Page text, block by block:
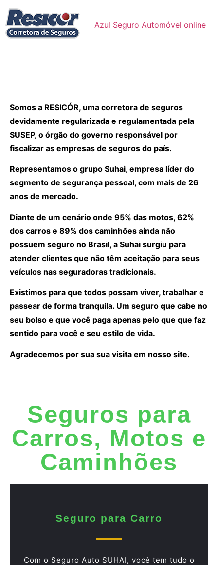
Azul Seguro Automóvel online
Somos a RESICÓR, uma corretora de seguros
devidamente regularizada e regulamentada pela
SUSEP, o órgão do governo responsável por
fiscalizar as empresas de seguros do país.
Representamos o grupo Suhai, empresa líder do
segmento de segurança pessoal, com mais de 26
anos de mercado.
Diante de um cenário onde 95% das motos, 62%
dos carros e 89% dos caminhões ainda não
possuem seguro no Brasil, a Suhai surgiu para
atender clientes que não têm aceitação para seus
veículos nas seguradoras tradicionais.
Existimos para que todos possam viver, trabalhar e
passear de forma tranquila. Um seguro que cabe no
seu bolso e que você paga apenas pelo que que faz
sentido para você e seu estilo de vida.
Agradecemos por sua sua visita em nosso site.
Seguros para
Carros, Motos e
Caminhões
Seguro para Carro
Com o Seguro Auto SUHAI, você tem tudo o